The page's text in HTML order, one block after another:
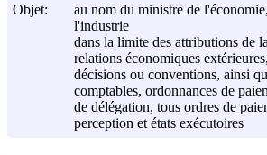
Objet:
au nom du ministre de
l'industrie
dans la limite des attributions de
relations économiques
décisions ou conventions, ainsi
comptables, ordonnances de
de délégation, tous ordres de
perception et états exécutoires